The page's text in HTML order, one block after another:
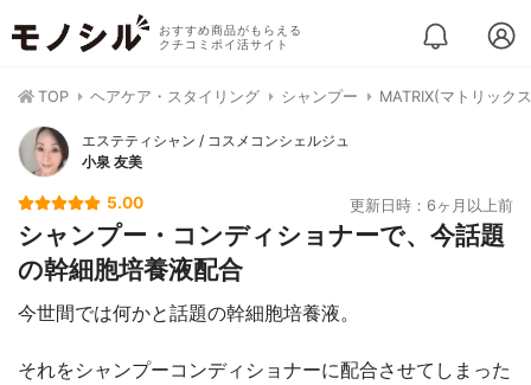
おすすめ商品がもらえる
クチコミポイ活サイト
TOP ヘアケア・スタイリング シャンプー MATRIX(マトリック
エステティシャン / コスメコンシェルジュ
小泉 友美
5.00 更新日時：6ヶ月以上前
シャンプー・コンディショナーで、今話題
の幹細胞培養液配合
今世間では何かと話題の幹細胞培養液。
それをシャンプーコンディショナーに配合させてしまった